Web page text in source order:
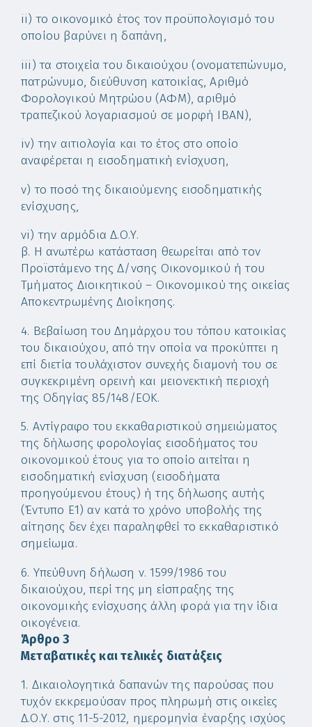
ii) το οικονομικό έτος τον προϋπολογισμό του
οποίου βαρύνει η δαπάνη,
iii) τα στοιχεία του δικαιούχου (ονοματεπώνυμο,
πατρώνυμο, διεύθυνση κατοικίας, Αριθμό
Φορολογικού Μητρώου (ΑΦΜ), αριθμό
τραπεζικού λογαριασμού σε μορφή ΙΒΑΝ),
iν) την αιτιολογία και το έτος στο οποίο
αναφέρεται η εισοδηματική ενίσχυση,
ν) το ποσό της δικαιούμενης εισοδηματικής
ενίσχυσης,
νi) την αρμόδια Δ.Ο.Υ.
β. Η ανωτέρω κατάσταση θεωρείται από τον
Προϊστάμενο της Δ/νσης Οικονομικού ή του
Τμήματος Διοικητικού – Οικονομικού της οικείας
Αποκεντρωμένης Διοίκησης.
4. Βεβαίωση του Δημάρχου του τόπου κατοικίας
του δικαιούχου, από την οποία να προκύπτει η
επί διετία τουλάχιστον συνεχής διαμονή του σε
συγκεκριμένη ορεινή και μειονεκτική περιοχή
της Οδηγίας 85/148/ΕΟΚ.
5. Αντίγραφο του εκκαθαριστικού σημειώματος
της δήλωσης φορολογίας εισοδήματος του
οικονομικού έτους για το οποίο αιτείται η
εισοδηματική ενίσχυση (εισοδήματα
προηγούμενου έτους) ή της δήλωσης αυτής
(Έντυπο Ε1) αν κατά το χρόνο υποβολής της
αίτησης δεν έχει παραληφθεί το εκκαθαριστικό
σημείωμα.
6. Υπεύθυνη δήλωση ν. 1599/1986 του
δικαιούχου, περί της μη είσπραξης της
οικονομικής ενίσχυσης άλλη φορά για την ίδια
οικογένεια.
Άρθρο 3
Μεταβατικές και τελικές διατάξεις
1. Δικαιολογητικά δαπανών της παρούσας που
τυχόν εκκρεμούσαν προς πληρωμή στις οικείες
Δ.Ο.Υ. στις 11-5-2012, ημερομηνία έναρξης ισχύος